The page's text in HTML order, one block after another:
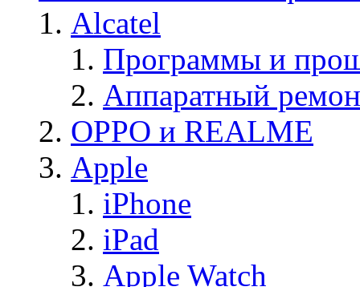
Alcatel
Программы и
Аппаратный
OPPO и REALME
Apple
iPhone
iPad
Apple Watch